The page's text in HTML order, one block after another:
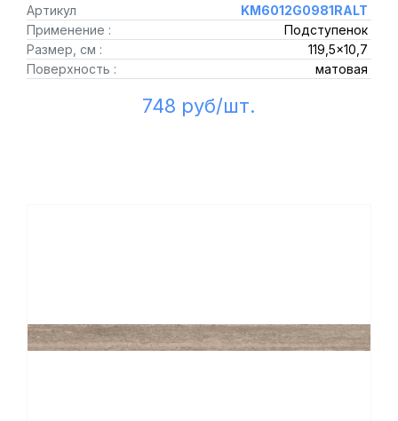
Артикул
KM6012G0981RALT
Применение :
Подступенок
Размер, см :
119,5x10,7
Поверхность :
матовая
748 руб/шт.